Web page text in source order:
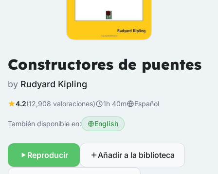
Constructores de puentes
by Rudyard Kipling
4.2(12,908 valoraciones) 1h 40m Español
También disponible en: English
Reproducir Añadir a la biblioteca